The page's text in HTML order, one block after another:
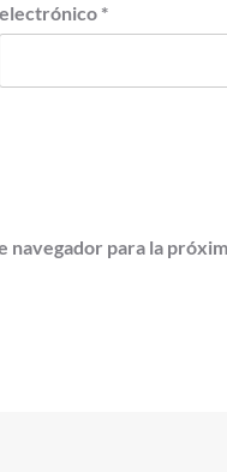
electrónico *
para la